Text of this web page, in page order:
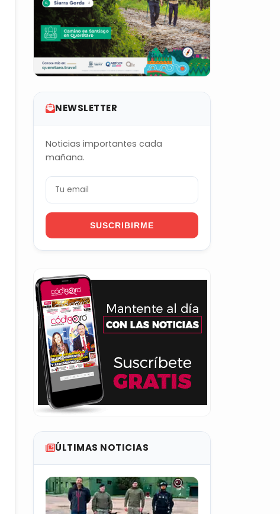
NEWSLETTER
Noticias importantes cada
mañana.
SUSCRIBIRME
ÚLTIMAS NOTICIAS